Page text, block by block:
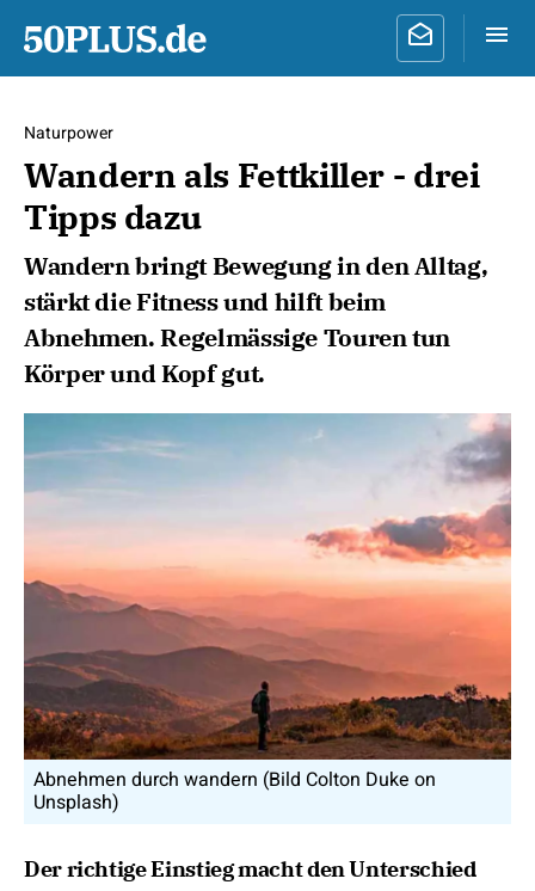
Naturpower
Wandern als Fettkiller - drei
Tipps dazu
Wandern bringt Bewegung in den Alltag,
stärkt die Fitness und hilft beim
Abnehmen. Regelmässige Touren tun
Körper und Kopf gut.
Abnehmen durch wandern (Bild Colton Duke on
Unsplash)
Der richtige Einstieg macht den Unterschied